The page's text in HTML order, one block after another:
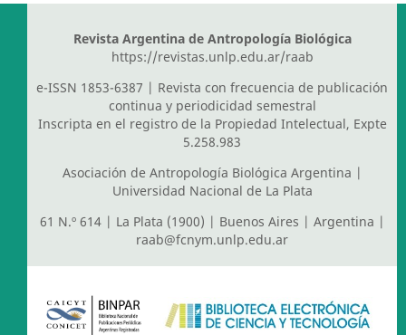
Revista Argentina de Antropología Biológica
https://revistas.unlp.edu.ar/raab
e-ISSN 1853-6387 | Revista con frecuencia de publicación
continua y periodicidad semestral
Inscripta en el registro de la Propiedad Intelectual, Expte
5.258.983
Asociación de Antropología Biológica Argentina |
Universidad Nacional de La Plata
61 N.º 614 | La Plata (1900) | Buenos Aires | Argentina |
raab@fcnym.unlp.edu.ar